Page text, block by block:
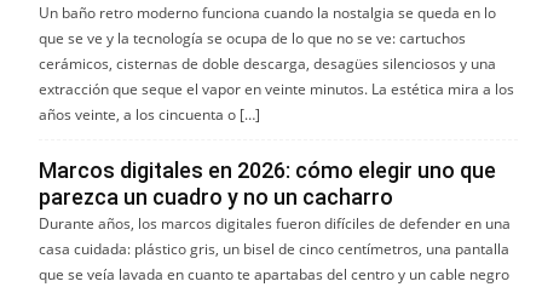
Un baño retro moderno funciona cuando la nostalgia se queda en lo
que se ve y la tecnología se ocupa de lo que no se ve: cartuchos
cerámicos, cisternas de doble descarga, desagües silenciosos y una
extracción que seque el vapor en veinte minutos. La estética mira a los
años veinte, a los cincuenta o […]
Marcos digitales en 2026: cómo elegir uno que
parezca un cuadro y no un cacharro
Durante años, los marcos digitales fueron difíciles de defender en una
casa cuidada: plástico gris, un bisel de cinco centímetros, una pantalla
que se veía lavada en cuanto te apartabas del centro y un cable negro